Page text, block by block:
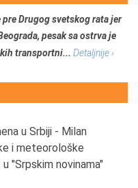
Drugog svetskog rata jer
pesak sa ostrva je
transportni... Detaljnije ›
u Srbiji - Milan
i meteorološke
"Srpskim novinama"